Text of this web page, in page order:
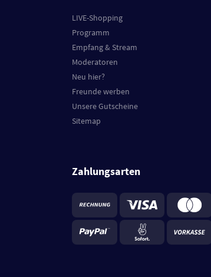
LIVE-Shopping
Programm
Empfang & Stream
Moderatoren
Neu hier?
Freunde werben
Unsere Gutscheine
Sitemap
Zahlungsarten